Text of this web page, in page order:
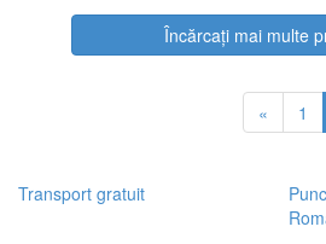
Încărcați mai multe
« 1
Transport gratuit